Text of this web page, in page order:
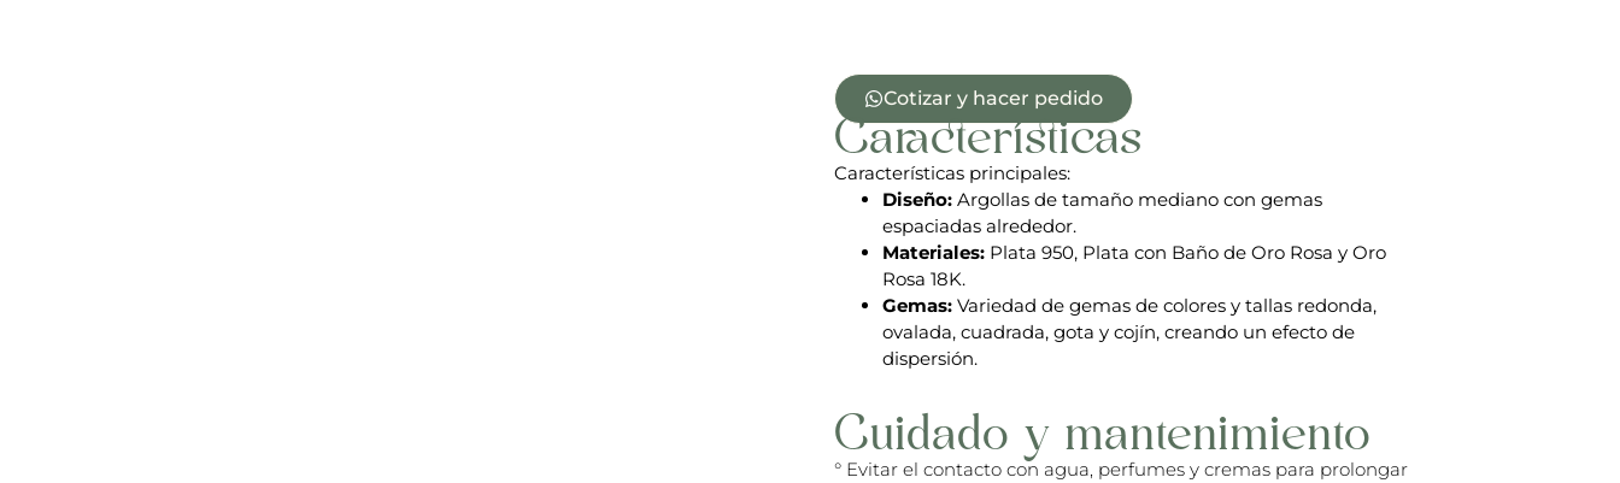
Cotizar y hacer pedido
Características
Características principales:
Diseño: Argollas de tamaño mediano con gemas
espaciadas alrededor.
Materiales: Plata 950, Plata con Baño de Oro Rosa y Oro
Rosa 18K.
Gemas: Variedad de gemas de colores y tallas redonda,
ovalada, cuadrada, gota y cojín, creando un efecto de
dispersión.
Cuidado y mantenimiento
° Evitar el contacto con agua, perfumes y cremas para prolongar